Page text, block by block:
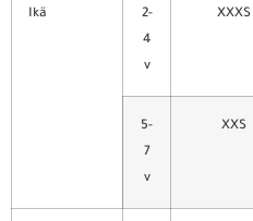
Ikä
2-
4
v
XXXS
5-
7
v
XXS